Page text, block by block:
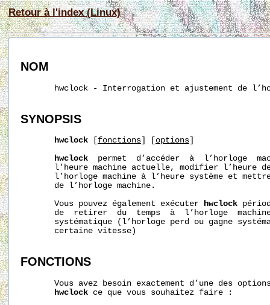
Retour à l'index (Linux)
NOM
hwclock - Interrogation et ajustement de
SYNOPSIS
hwclock fonctions options
hwclock
permet  d’accéder  à  l’horloge
l’heure machine actuelle, modifier l’heure
l’horloge machine à l’heure système et
       de l’horloge machine.
       Vous pouvez également exécuter
hwclock
de  retirer  du  temps  à  l’horloge
systématique (l’horloge perd ou gagne
       certaine vitesse)
FONCTIONS
Vous avez besoin exactement d’une des
hwclock ce que vous souhaitez faire :